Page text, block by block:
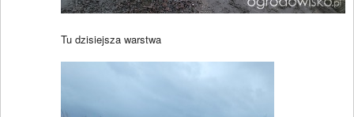
Tu dzisiejsza warstwa